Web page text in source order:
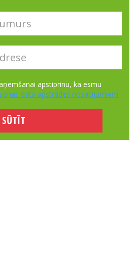
apstiprinu, ka esmu
datu apstrādes nosacījumiem